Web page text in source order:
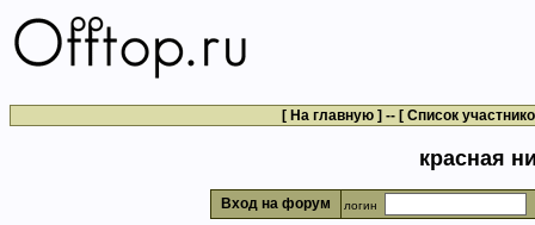
[ На главную ] -- [ Список
красная
Вход на форум логин